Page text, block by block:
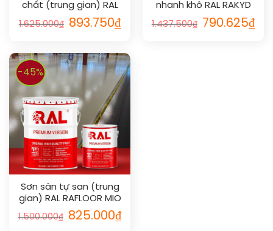
chất (trung gian) RAL
RAFLOOR ANTI-CHEM
MIO
1.625.000₫ 893.750₫
nhanh khô RAL RAKYD
QD
1.437.500₫ 790.625₫
-45%
Sơn sàn tự san (trung
gian) RAL RAFLOOR MIO
SL
1.500.000₫ 825.000₫